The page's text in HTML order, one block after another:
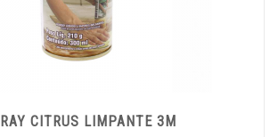
CITRUS LIMPANTE 3M